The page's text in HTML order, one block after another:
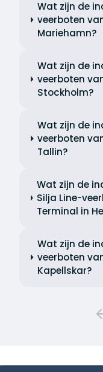
Wat zijn de
veerboten
Mariehamn?
Wat zijn de
veerboten
Stockholm?
Wat zijn de
veerboten
Tallin?
Wat zijn de
Silja Line-
Terminal in
Wat zijn de
veerboten
Kapellskar?